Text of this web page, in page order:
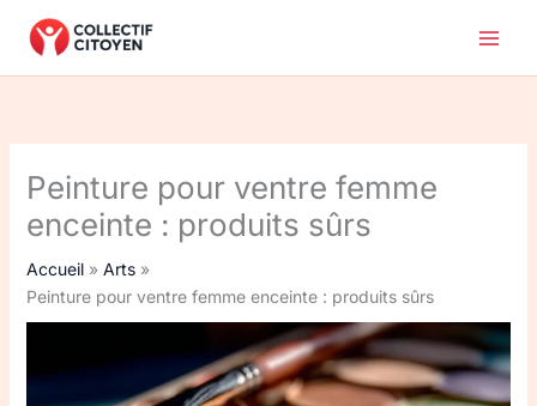
Peinture pour ventre femme
enceinte : produits sûrs
Accueil
Arts
Peinture pour ventre femme enceinte : produits sûrs